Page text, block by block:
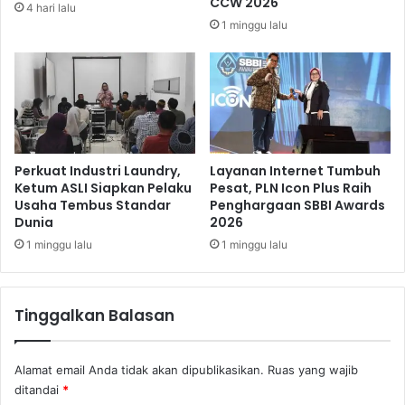
d
d
a
n
R
g
a
t
o
r
D
a
l
a
t
a
a
k
4 hari lalu
1 minggu lalu
Perkuat Industri Laundry,
Ketum ASLI Siapkan Pelaku
Usaha Tembus Standar
Dunia
1 minggu lalu
Layanan Internet Tumbuh
Pesat, PLN Icon Plus Raih
Penghargaan SBBI Awards
2026
1 minggu lalu
Tinggalkan Balasan
Alamat email Anda tidak akan dipublikasikan. Ruas yang wajib
ditandai *